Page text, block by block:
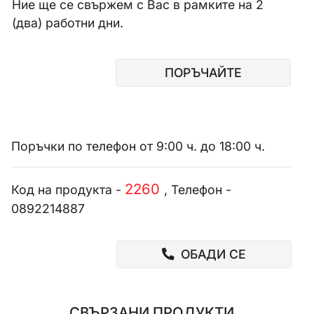
Ние ще се свържем с Вас в рамките на 2
(два) работни дни.
ПОРЪЧАЙТЕ
Поръчки по телефон от 9:00 ч. до 18:00 ч.
Код на продукта - 2260 , Телефон -
0892214887
ОБАДИ СЕ